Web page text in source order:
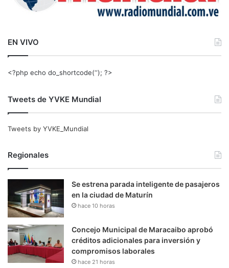
EN VIVO
<?php echo do_shortcode(‘‘); ?>
Tweets de YVKE Mundial
Tweets by YVKE_Mundial
Regionales
Se estrena parada inteligente de pasajeros
en la ciudad de Maturín
hace 10 horas
Concejo Municipal de Maracaibo aprobó
créditos adicionales para inversión y
compromisos laborales
hace 21 horas